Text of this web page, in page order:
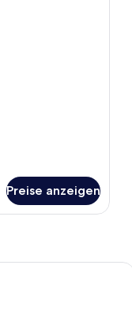
Preise anzeigen
Barsha Heights